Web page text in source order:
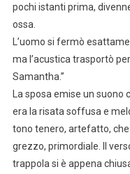
pochi istanti prima,
ossa.
L’uomo si fermò
ma l’acustica trasportò
Samantha.”
La sposa emise un suono
era la risata soffusa e
tono tenero, artefatto, che
grezzo, primordiale. Il
trappola si è appena